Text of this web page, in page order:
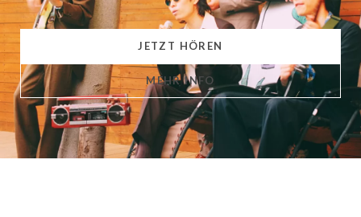
JETZT HÖREN
MEHR INFO